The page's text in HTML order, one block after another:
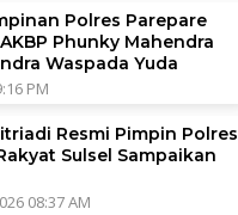
Polres Parepare
Phunky Mahendra
Waspada Yuda
PM
Resmi Pimpin Polres
Sulsel Sampaikan
08:37 AM